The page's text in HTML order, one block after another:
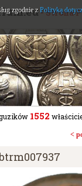
- Strona
1552
<
zgodnie z Polityką